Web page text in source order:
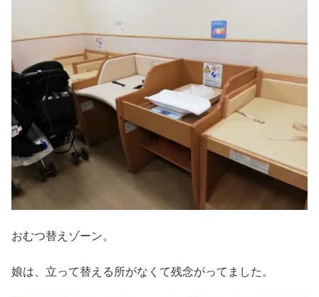
おむつ替えゾーン。
娘は、立って替える所がなくて残念がってました。